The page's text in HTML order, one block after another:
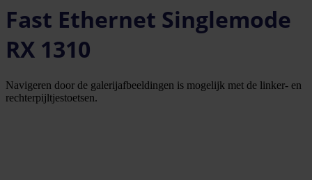
Fast Ethernet Singlemode
RX 1310
Navigeren door de galerijafbeeldingen is mogelijk met de linker- en
rechterpijltjestoetsen.